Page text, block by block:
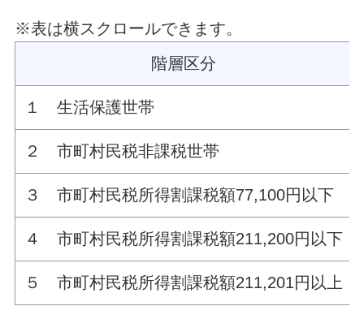
※表は横スクロールできます。
階層区分
１ 生活保護世帯
２ 市町村民税非課税世帯
３ 市町村民税所得割課税額77,100円以下
４ 市町村民税所得割課税額211,200円以下
５ 市町村民税所得割課税額211,201円以上